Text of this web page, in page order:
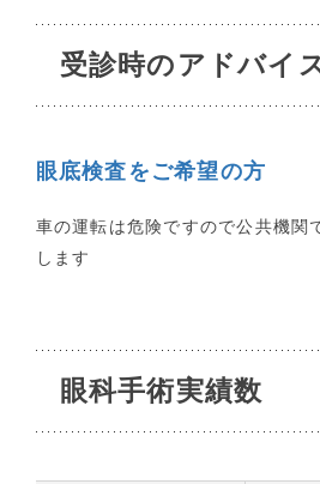
受診時のアドバイ
眼底検査をご希望の方
車の運転は危険ですので公共機関
します
眼科手術実績数